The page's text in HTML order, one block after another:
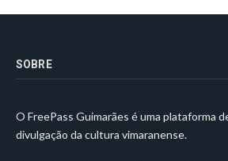
SOBRE
O FreePass Guimarães é uma plataforma
divulgação da cultura vimaranense.